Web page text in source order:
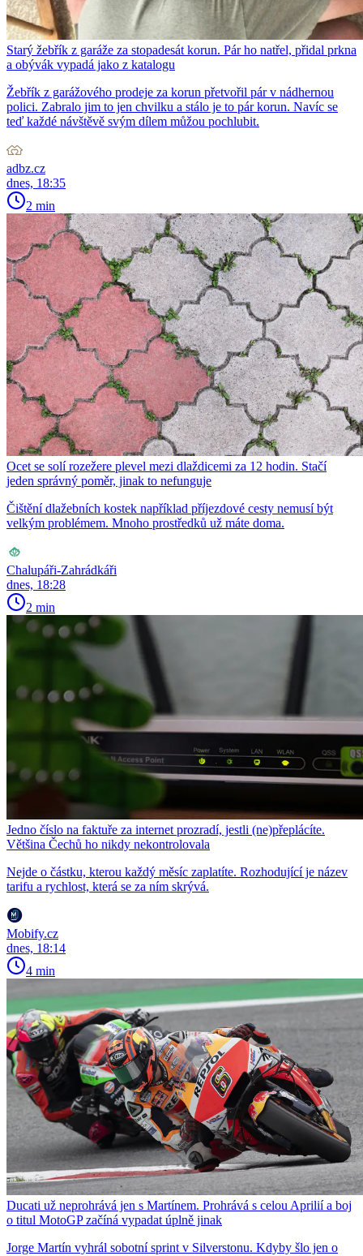
Starý žebřík z garáže za stopadesát korun. Pár ho natřel, přidal prkna
a obývák vypadá jako z katalogu
Žebřík z garážového prodeje za korun přetvořil pár v nádhernou
polici. Zabralo jim to jen chvilku a stálo je to pár korun. Navíc se
teď každé návštěvě svým dílem můžou pochlubit.
adbz.cz
dnes, 18:35
2 min
Ocet se solí rozežere plevel mezi dlaždicemi za 12 hodin. Stačí
jeden správný poměr, jinak to nefunguje
Čištění dlažebních kostek například příjezdové cesty nemusí být
velkým problémem. Mnoho prostředků už máte doma.
Chalupáři-Zahrádkáři
dnes, 18:28
2 min
Jedno číslo na faktuře za internet prozradí, jestli (ne)přeplácíte.
Většina Čechů ho nikdy nekontrolovala
Nejde o částku, kterou každý měsíc zaplatíte. Rozhodující je název
tarifu a rychlost, která se za ním skrývá.
Mobify.cz
dnes, 18:14
4 min
Ducati už neprohrává jen s Martínem. Prohrává s celou Aprilií a boj
o titul MotoGP začíná vypadat úplně jinak
Jorge Martín vyhrál sobotní sprint v Silverstonu. Kdyby šlo jen o